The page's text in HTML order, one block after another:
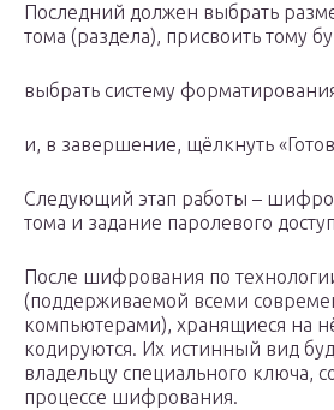
Последний должен выбрать
тома (раздела), присвоить тому
выбрать систему
и, в завершение, щёлкнуть
Следующий этап работы –
тома и задание паролевого
После шифрования по
(поддерживаемой всеми
компьютерами), хранящиеся на
кодируются. Их истинный вид
владельцу специального ключа,
процессе шифрования.